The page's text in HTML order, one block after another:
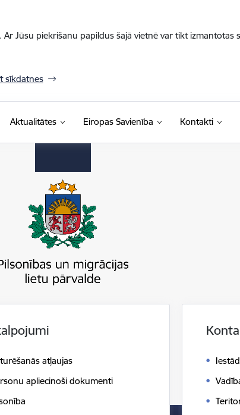
Jūsu piekrišanu papildus šajā vietnē var tikt izmantotas
sīkdatnes
Aktualitātes Eiropas Savienība Kontakti
atļaujas
apliecinoši dokumenti